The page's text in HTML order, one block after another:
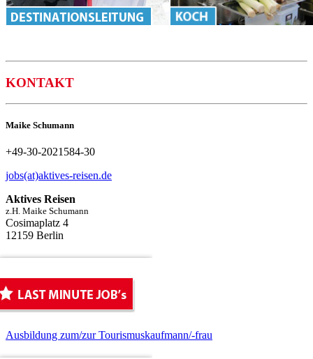
KONTAKT
Maike Schumann
+49-30-2021584-30
jobs(at)aktives-reisen.de
Aktives Reisen
z.H. Maike Schumann
Cosimaplatz 4
12159 Berlin
Ausbildung zum/zur Tourismuskaufmann/-frau